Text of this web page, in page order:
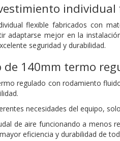
individual
flexible fabricados con
adaptarse mejor en la
seguridad y durabilidad.
140mm termo
regulado con rodamiento
necesidades del equipo,
de aire funcionando a menos
eficiencia y durabilidad de